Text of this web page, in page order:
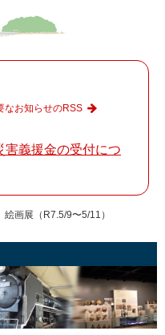
害義援金の受付につ
なお知らせのRSS
画展（R7.5/9〜5/11）